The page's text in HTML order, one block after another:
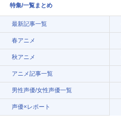
特集/一覧まとめ
最新記事一覧
春アニメ
秋アニメ
アニメ記事一覧
男性声優/女性声優一覧
声優×レポート